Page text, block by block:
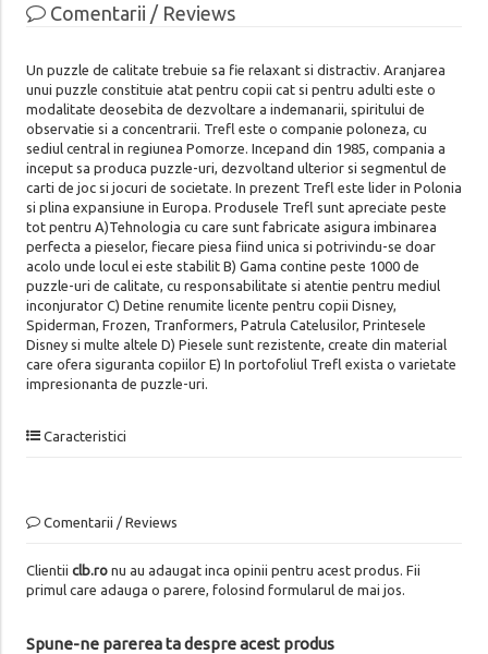
Comentarii / Reviews
Un puzzle de calitate trebuie sa fie relaxant si distractiv. Aranjarea
unui puzzle constituie atat pentru copii cat si pentru adulti este o
modalitate deosebita de dezvoltare a indemanarii, spiritului de
observatie si a concentrarii. Trefl este o companie poloneza, cu
sediul central in regiunea Pomorze. Incepand din 1985, compania a
inceput sa produca puzzle-uri, dezvoltand ulterior si segmentul de
carti de joc si jocuri de societate. In prezent Trefl este lider in Polonia
si plina expansiune in Europa. Produsele Trefl sunt apreciate peste
tot pentru A)Tehnologia cu care sunt fabricate asigura imbinarea
perfecta a pieselor, fiecare piesa fiind unica si potrivindu-se doar
acolo unde locul ei este stabilit B) Gama contine peste 1000 de
puzzle-uri de calitate, cu responsabilitate si atentie pentru mediul
inconjurator C) Detine renumite licente pentru copii Disney,
Spiderman, Frozen, Tranformers, Patrula Catelusilor, Printesele
Disney si multe altele D) Piesele sunt rezistente, create din material
care ofera siguranta copiilor E) In portofoliul Trefl exista o varietate
impresionanta de puzzle-uri.
Caracteristici
Comentarii / Reviews
Clientii clb.ronu au adaugat inca opinii pentru acest produs. Fii
primul care adauga o parere, folosind formularul de mai jos.
Spune-ne parerea ta despre acest produs